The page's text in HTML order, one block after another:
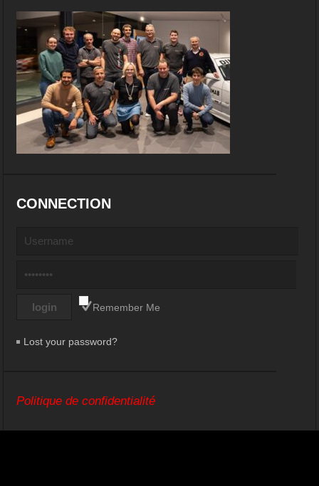
CONNECTION
Remember Me
Lost your password?
Politique de confidentialité